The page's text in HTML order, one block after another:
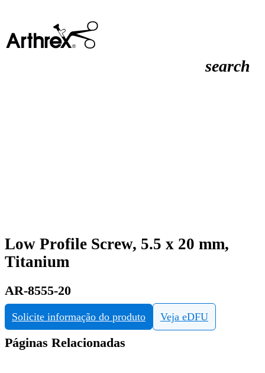
search
Low Profile Screw, 5.5 x 20 mm,
Titanium
AR-8555-20
Solicite informação do produto Veja eDFU
Páginas Relacionadas